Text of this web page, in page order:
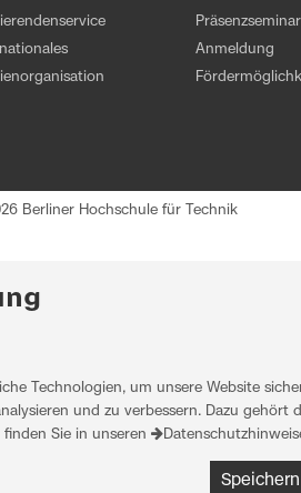
Anmeldung
Berliner Hochschule für Technik
Technologien, um unsere Website
und zu verbessern. Dazu
Sie in unseren